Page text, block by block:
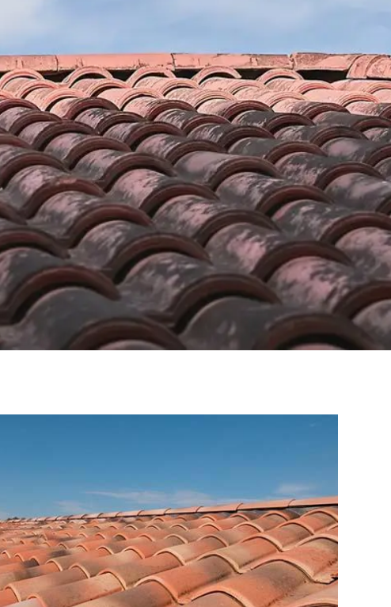
sont des
pour la bonne tenue de
Brun renovation fait tout
services gratuits (frais
vous rassurer que
de couverture dans la
et voulez en savoir
de devis
pour réaliser vos
à la recherche d’un
Nos diverses prestations
L’entreprise de toiture Brun renovation située à La
vous propose un large choix de services en travaux
satisfaction. Ainsi, mis à part la rénovation, la
de toiture, nos artisans couvreurs 66 sont
fournir diverses prestations, comme : le nettoyage
toiture, le nettoyage et la pose de gouttière, la
nettoyage et le ravalement de façade, la réparation
toiture, l’étanchéité toiture. Avec ces différentes
donc plus à nous contacter.